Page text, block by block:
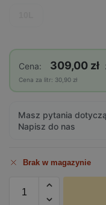
Cena: 309,00 zł
Cena za litr: 30,90 zł
Masz pytania
Napisz do nas
Brak w magazynie